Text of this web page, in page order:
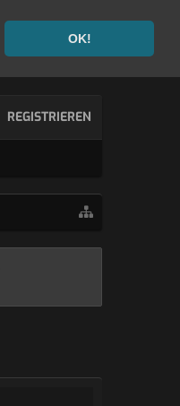
OK!
REGISTRIEREN